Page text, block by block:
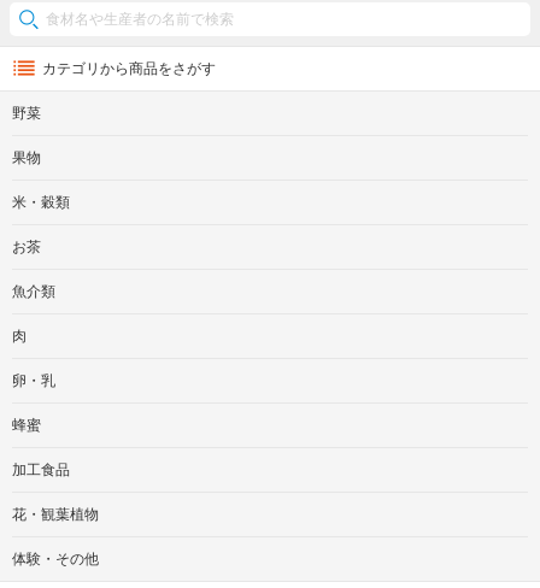
カテゴリから商品をさがす
野菜
果物
米・穀類
お茶
魚介類
肉
卵・乳
蜂蜜
加工食品
花・観葉植物
体験・その他